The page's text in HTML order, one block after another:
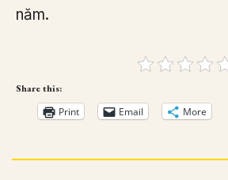
năm.
Share this:
Print Email More